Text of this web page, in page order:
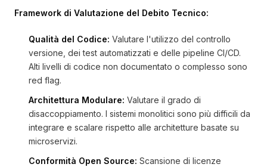
Framework di Valutazione del Debito Tecnico:
Qualità del Codice: Valutare l'utilizzo del controllo
versione, dei test automatizzati e delle pipeline CI/CD.
Alti livelli di codice non documentato o complesso sono
red flag.
Architettura Modulare: Valutare il grado di
disaccoppiamento. I sistemi monolitici sono più difficili da
integrare e scalare rispetto alle architetture basate su
microservizi.
Conformità Open Source: Scansione di licenze